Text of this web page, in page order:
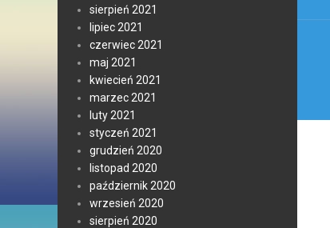
sierpień 2021
lipiec 2021
czerwiec 2021
maj 2021
kwiecień 2021
marzec 2021
luty 2021
styczeń 2021
grudzień 2020
listopad 2020
październik 2020
wrzesień 2020
sierpień 2020